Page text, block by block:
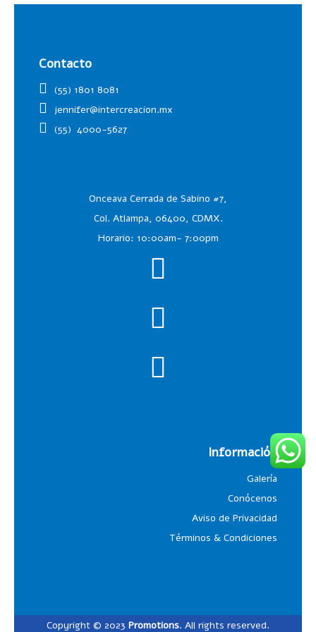
Contacto
(55) 1801 8081
jennifer@intercreacion.mx
(55) 4000-5627
Onceava Cerrada de Sabino #7,
Col. Atlampa, 06400, CDMX.
Horario: 10:00am- 7:00pm
Información
Galería
Conócenos
Aviso de Privacidad
Términos & Condiciones
Copyright © 2023 Promotions. All rights reserved.